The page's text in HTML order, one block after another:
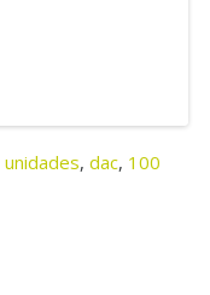
unidades, dac, 100